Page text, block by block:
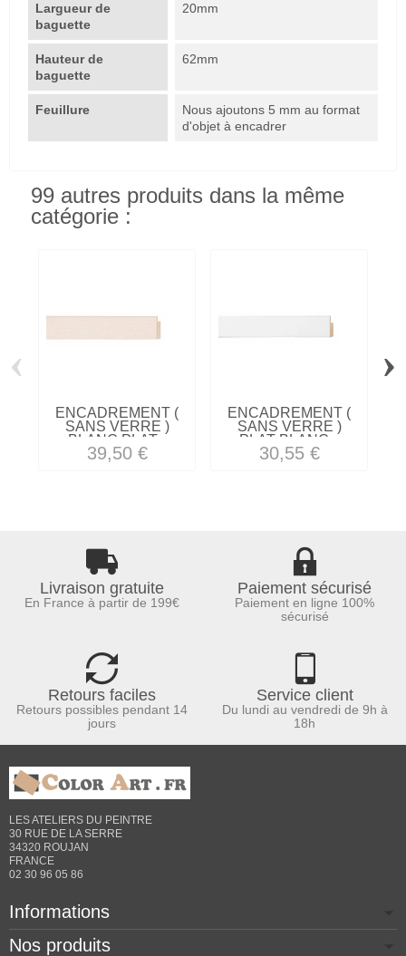
Largueur de
baguette
20mm
Hauteur de
baguette
62mm
Feuillure
Nous ajoutons 5 mm au format
d'objet à encadrer
99 autres produits dans la même
catégorie :
ENCADREMENT (
SANS VERRE )
BLANC PLAT...
39,50 €
ENCADREMENT (
SANS VERRE )
PLAT BLANC...
30,55 €
‹ ›
Livraison gratuite
En France à partir de 199€
Paiement sécurisé
Paiement en ligne 100%
sécurisé
Retours faciles
Retours possibles pendant 14
jours
Service client
Du lundi au vendredi de 9h à
18h
LES ATELIERS DU PEINTRE
30 RUE DE LA SERRE
34320 ROUJAN
FRANCE
02 30 96 05 86
Informations
Nos produits